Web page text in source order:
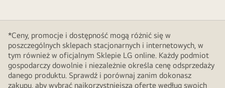
*Ceny, promocje i dostępność mogą różnić się w
poszczególnych sklepach stacjonarnych i internetowych, w
tym również w oficjalnym Sklepie LG online. Każdy podmiot
gospodarczy dowolnie i niezależnie określa cenę odsprzedaży
danego produktu. Sprawdź i porównaj zanim dokonasz
zakupu, aby wybrać najkorzystniejszą ofertę według swoich